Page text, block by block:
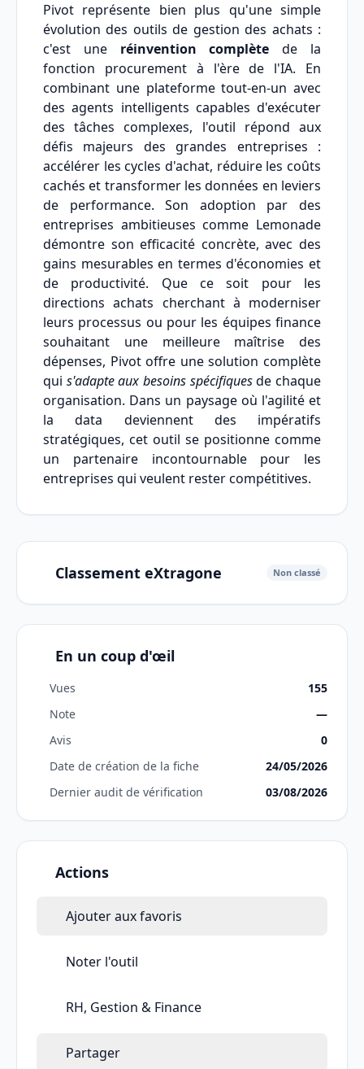
Pivot représente bien plus qu'une simple
évolution des outils de gestion des achats :
c'est une réinvention complète de la
fonction procurement à l'ère de l'IA. En
combinant une plateforme tout-en-un avec
des agents intelligents capables d'exécuter
des tâches complexes, l'outil répond aux
défis majeurs des grandes entreprises :
accélérer les cycles d'achat, réduire les coûts
cachés et transformer les données en leviers
de performance. Son adoption par des
entreprises ambitieuses comme Lemonade
démontre son efficacité concrète, avec des
gains mesurables en termes d'économies et
de productivité. Que ce soit pour les
directions achats cherchant à moderniser
leurs processus ou pour les équipes finance
souhaitant une meilleure maîtrise des
dépenses, Pivot offre une solution complète
qui s'adapte aux besoins spécifiquesde chaque
organisation. Dans un paysage où l'agilité et
la data deviennent des impératifs
stratégiques, cet outil se positionne comme
un partenaire incontournable pour les
entreprises qui veulent rester compétitives.
Classement eXtragone Non classé
En un coup d'œil
Vues
155
Note
—
Avis
0
Date de création de la fiche
24/05/2026
Dernier audit de vérification
03/08/2026
Actions
Ajouter aux favoris
Noter l'outil
RH, Gestion & Finance
Partager